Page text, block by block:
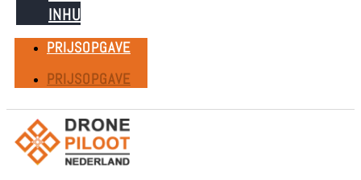
INHUREN
PRIJSOPGAVE
PRIJSOPGAVE